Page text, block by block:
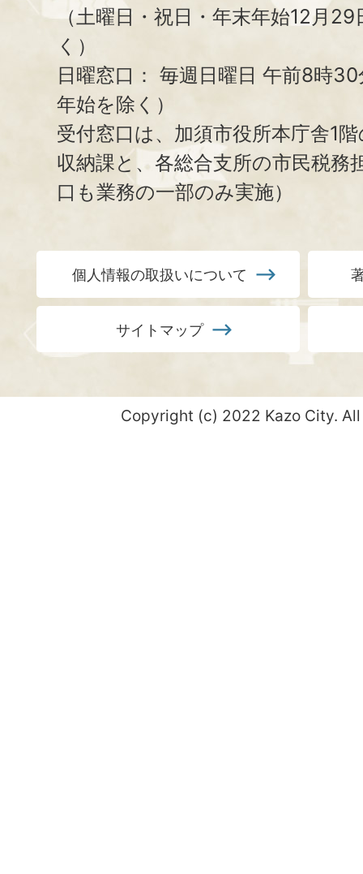
（土曜日・祝日・年末年始12月
く）
日曜窓口： 毎週日曜日 午前8時
年始を除く）
受付窓口は、加須市役所本庁舎1
収納課と、 各総合支所の市民税務
口も業務の一部のみ実施）
個人情報の取扱いについて
サイトマップ
Copyright (c) 2022 Kazo City.